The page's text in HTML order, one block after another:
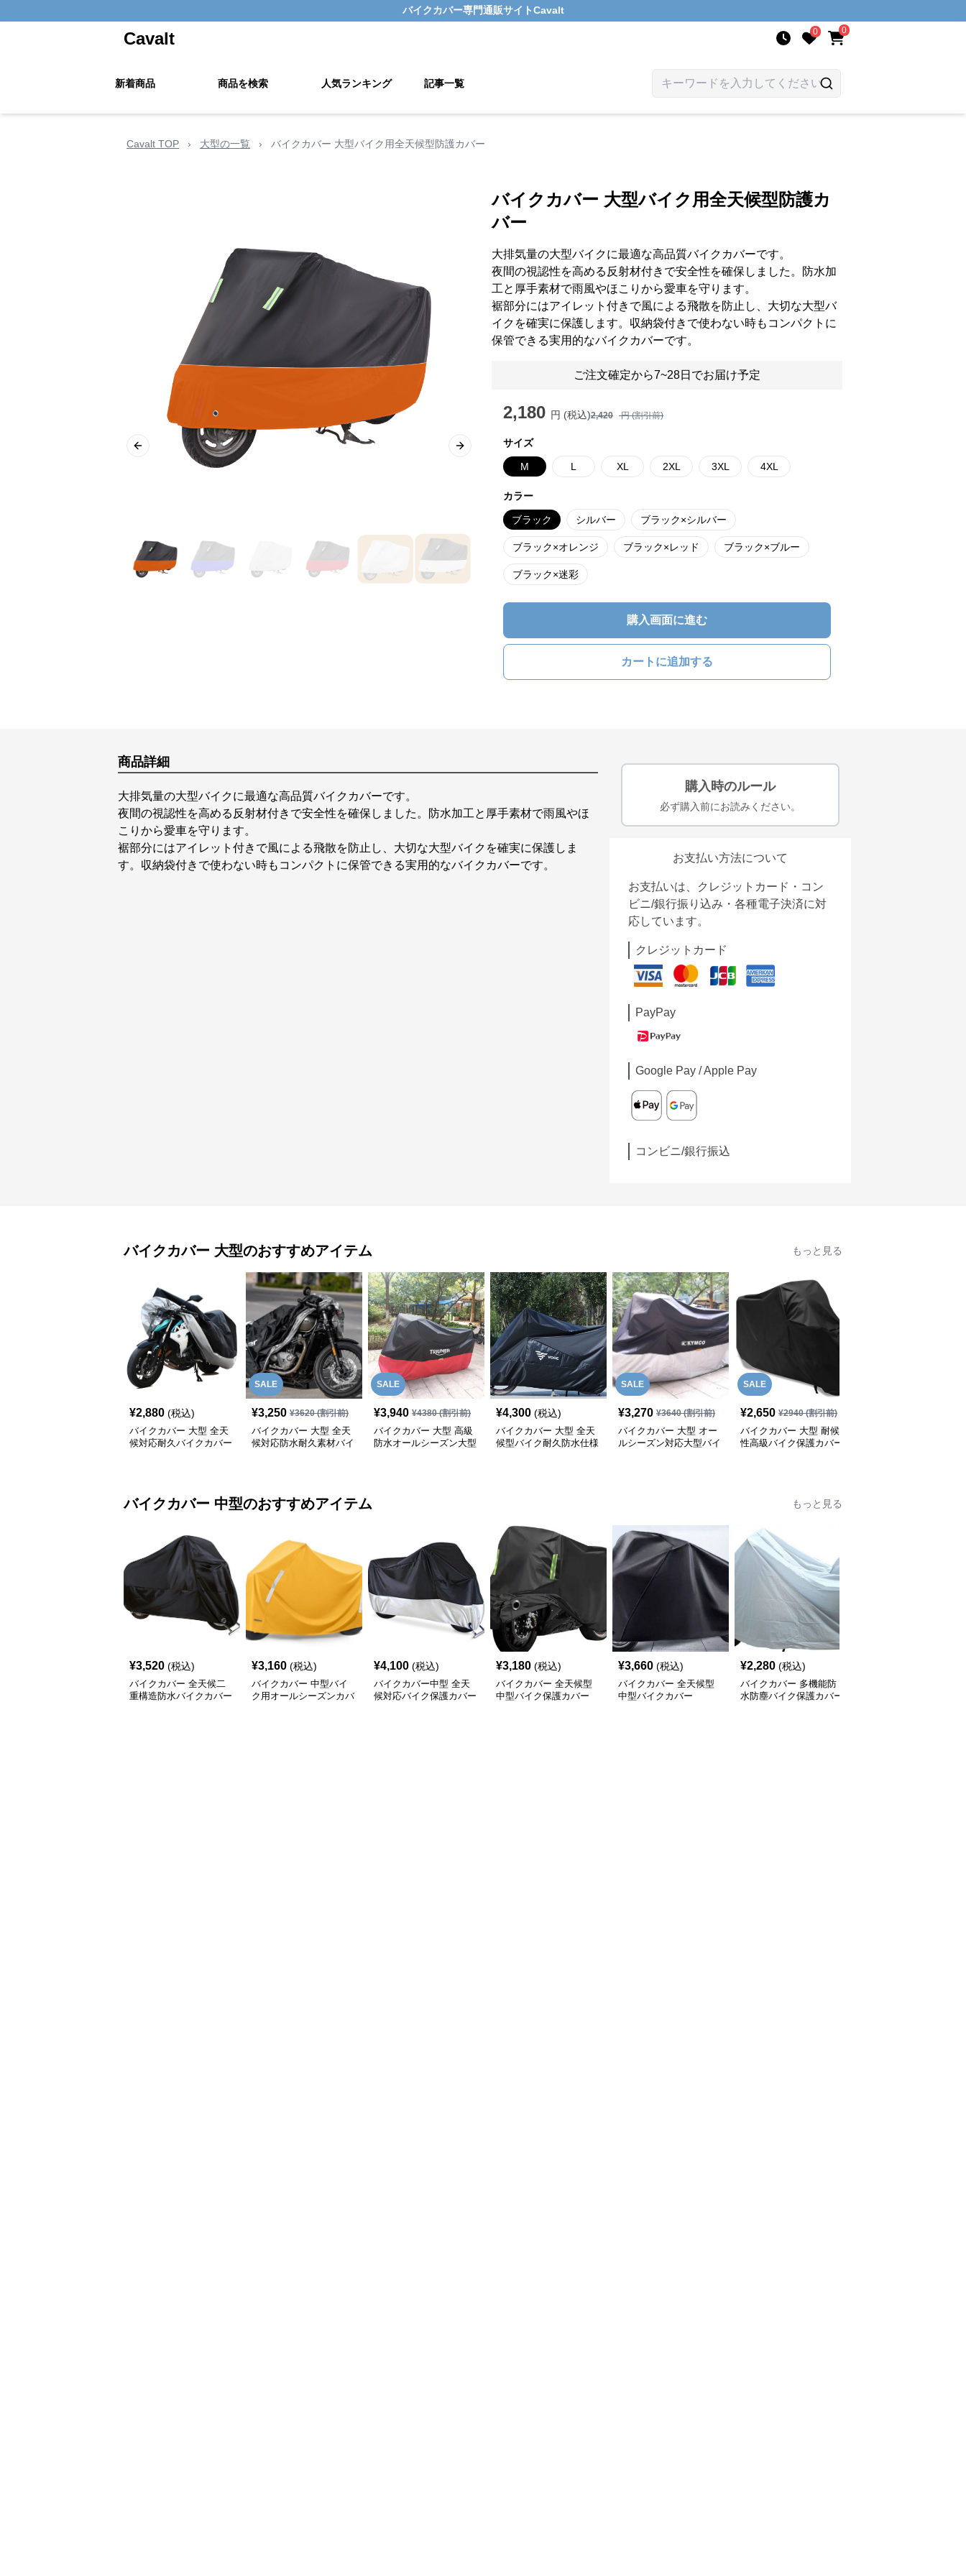
バイクカバー専門通販サイトCavalt
Cavalt 0 0
新着商品 商品を検索 人気ランキング 記事一覧
Cavalt TOP › 大型の一覧 › バイクカバー 大型バイク用全天候型防護カバー
Previous slide Next slide
バイクカバー 大型バイク用全天候型防護カ
バー
大排気量の大型バイクに最適な高品質バイクカバーです。
夜間の視認性を高める反射材付きで安全性を確保しました。防水加
工と厚手素材で雨風やほこりから愛車を守ります。
裾部分にはアイレット付きで風による飛散を防止し、大切な大型バ
イクを確実に保護します。収納袋付きで使わない時もコンパクトに
保管できる実用的なバイクカバーです。
ご注文確定から7~28日でお届け予定
2,180 円 (税込)2,420 円 (割引前)
サイズ
M L XL 2XL 3XL 4XL
カラー
ブラック シルバー ブラック×シルバー
ブラック×オレンジ ブラック×レッド ブラック×ブルー
ブラック×迷彩
購入画面に進む
カートに追加する
商品詳細
大排気量の大型バイクに最適な高品質バイクカバーです。
夜間の視認性を高める反射材付きで安全性を確保しました。防水加工と厚手素材で雨風やほ
こりから愛車を守ります。
裾部分にはアイレット付きで風による飛散を防止し、大切な大型バイクを確実に保護しま
す。収納袋付きで使わない時もコンパクトに保管できる実用的なバイクカバーです。
購入時のルール
必ず購入前にお読みください。
お支払い方法について
お支払いは、クレジットカード・コン
ビニ/銀行振り込み・各種電子決済に対
応しています。
クレジットカード
PayPay
Google Pay / Apple Pay
コンビニ/銀行振込
バイクカバー 大型のおすすめアイテム もっと見る
¥2,880 (税込)
バイクカバー 大型 全天
候対応耐久バイクカバー
SALE
¥3,250 ¥3620(割引前)
バイクカバー 大型 全天
候対応防水耐久素材バイ
SALE
¥3,940 ¥4380(割引前)
バイクカバー 大型 高級
防水オールシーズン大型
¥4,300 (税込)
バイクカバー 大型 全天
候型バイク耐久防水仕様
SALE
¥3,270 ¥3640(割引前)
バイクカバー 大型 オー
ルシーズン対応大型バイ
SALE
¥2,650 ¥2940(割引前)
バイクカバー 大型 耐候
性高級バイク保護カバー
バイクカバー 中型のおすすめアイテム もっと見る
¥3,520 (税込)
バイクカバー 全天候二
重構造防水バイクカバー
¥3,160 (税込)
バイクカバー 中型バイ
ク用オールシーズンカバ
¥4,100 (税込)
バイクカバー中型 全天
候対応バイク保護カバー
¥3,180 (税込)
バイクカバー 全天候型
中型バイク保護カバー
¥3,660 (税込)
バイクカバー 全天候型
中型バイクカバー
¥2,280 (税込)
バイクカバー 多機能防
水防塵バイク保護カバー